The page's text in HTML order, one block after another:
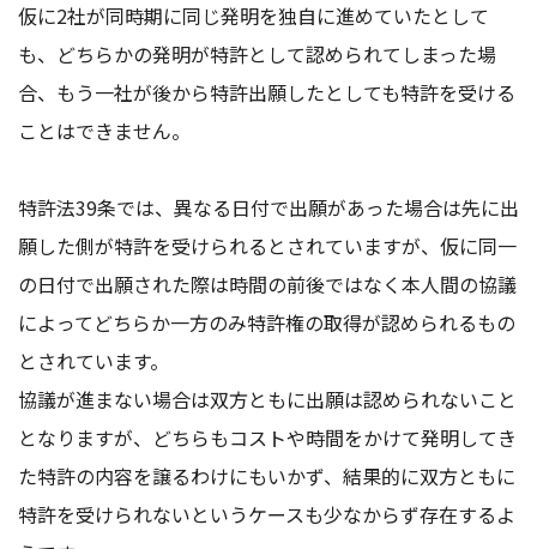
仮に2社が同時期に同じ発明を独自に進めていたとして
も、どちらかの発明が特許として認められてしまった場
合、もう一社が後から特許出願したとしても特許を受ける
ことはできません。
特許法39条では、異なる日付で出願があった場合は先に出
願した側が特許を受けられるとされていますが、仮に同一
の日付で出願された際は時間の前後ではなく本人間の協議
によってどちらか一方のみ特許権の取得が認められるもの
とされています。
協議が進まない場合は双方ともに出願は認められないこと
となりますが、どちらもコストや時間をかけて発明してき
た特許の内容を譲るわけにもいかず、結果的に双方ともに
特許を受けられないというケースも少なからず存在するよ